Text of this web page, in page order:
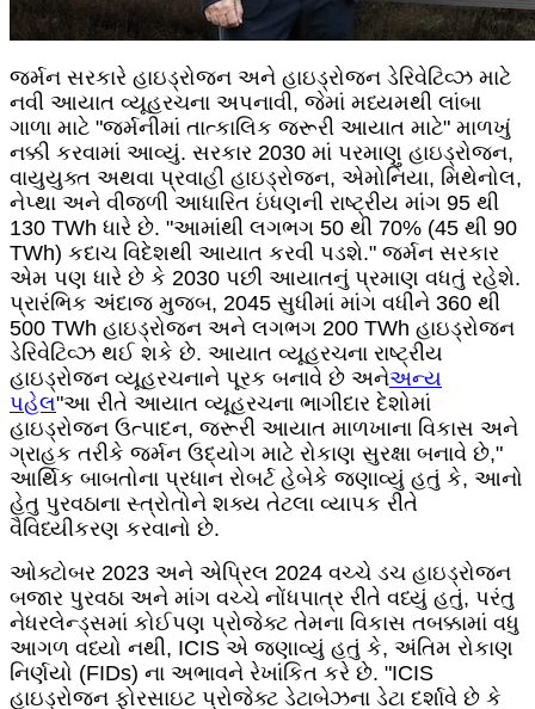
જર્મન સરકારે હાઇડ્રોજન અને હાઇડ્રોજન ડેરિવેટિવ્ઝ માટે
નવી આયાત વ્યૂહરચના અપનાવી, જેમાં મધ્યમથી લાંબા
ગાળા માટે "જર્મનીમાં તાત્કાલિક જરૂરી આયાત માટે" માળખું
નક્કી કરવામાં આવ્યું. સરકાર 2030 માં પરમાણુ હાઇડ્રોજન,
વાયુયુક્ત અથવા પ્રવાહી હાઇડ્રોજન, એમોનિયા, મિથેનોલ,
નેપ્થા અને વીજળી આધારિત ઇંધણની રાષ્ટ્રીય માંગ 95 થી
130 TWh ધારે છે. "આમાંથી લગભગ 50 થી 70% (45 થી 90
TWh) કદાચ વિદેશથી આયાત કરવી પડશે." જર્મન સરકાર
એમ પણ ધારે છે કે 2030 પછી આયાતનું પ્રમાણ વધતું રહેશે.
પ્રારંભિક અંદાજ મુજબ, 2045 સુધીમાં માંગ વધીને 360 થી
500 TWh હાઇડ્રોજન અને લગભગ 200 TWh હાઇડ્રોજન
ડેરિવેટિવ્ઝ થઈ શકે છે. આયાત વ્યૂહરચના રાષ્ટ્રીય
હાઇડ્રોજન વ્યૂહરચનાને પૂરક બનાવે છે અનેઅન્ય
પહેલ"આ રીતે આયાત વ્યૂહરચના ભાગીદાર દેશોમાં
હાઇડ્રોજન ઉત્પાદન, જરૂરી આયાત માળખાના વિકાસ અને
ગ્રાહક તરીકે જર્મન ઉદ્યોગ માટે રોકાણ સુરક્ષા બનાવે છે,"
આર્થિક બાબતોના પ્રધાન રોબર્ટ હેબેકે જણાવ્યું હતું કે, આનો
હેતુ પુરવઠાના સ્ત્રોતોને શક્ય તેટલા વ્યાપક રીતે
વૈવિધ્યીકરણ કરવાનો છે.
ઓક્ટોબર 2023 અને એપ્રિલ 2024 વચ્ચે ડચ હાઇડ્રોજન
બજાર પુરવઠા અને માંગ વચ્ચે નોંધપાત્ર રીતે વધ્યું હતું, પરંતુ
નેધરલેન્ડ્સમાં કોઈપણ પ્રોજેક્ટ તેમના વિકાસ તબક્કામાં વધુ
આગળ વધ્યો નથી, ICIS એ જણાવ્યું હતું કે, અંતિમ રોકાણ
નિર્ણયો (FIDs) ના અભાવને રેખાંકિત કરે છે. "ICIS
હાઇડ્રોજન ફોરસાઇટ પ્રોજેક્ટ ડેટાબેઝના ડેટા દર્શાવે છે કે